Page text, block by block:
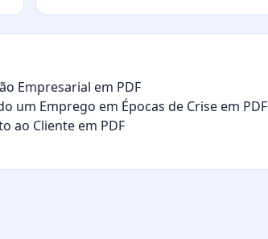
Empresarial em PDF
um Emprego em Épocas de Crise em PDF
ao Cliente em PDF